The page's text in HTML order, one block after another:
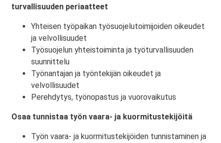
turvallisuuden periaatteet
Yhteisen työpaikan työsuojelutoimijoiden oikeudet
ja velvollisuudet
Työsuojelun yhteistoiminta ja työturvallisuuden
suunnittelu
Työnantajan ja työntekijän oikeudet ja
velvollisuudet
Perehdytys, työnopastus ja vuorovaikutus
Osaa tunnistaa työn vaara- ja kuormitustekijöitä
Työn vaara- ja kuormitustekijöiden tunnistaminen ja